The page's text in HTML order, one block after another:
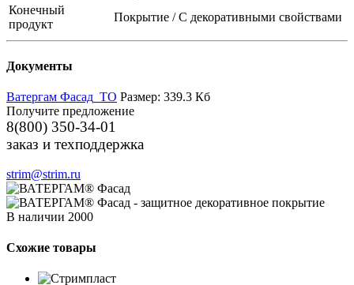
Конечный
продукт
Покрытие / С декоративными свойствами
Документы
Ватергам Фасад_ТО Размер: 339.3 Кб
Получите предложение
8(800) 350-34-01
заказ и техподдержка
strim@strim.ru
В наличии 2000
Схожие товары